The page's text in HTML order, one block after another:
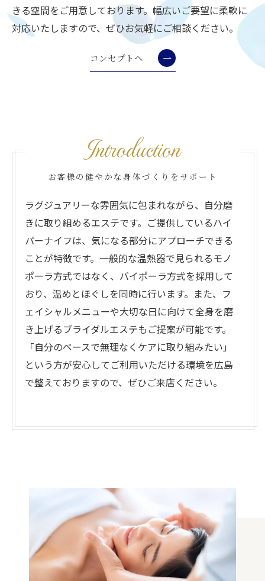
きる空間をご用意しております。幅広いご要望に柔軟に
対応いたしますので、ぜひお気軽にご相談ください。
コンセプトへ
お客様の健やかな身体づくりをサポート
Introduction
ラグジュアリーな雰囲気に包まれながら、自分磨
きに取り組めるエステです。ご提供しているハイ
パーナイフは、気になる部分にアプローチできる
ことが特徴です。一般的な温熱器で見られるモノ
ポーラ方式ではなく、バイポーラ方式を採用して
おり、温めとほぐしを同時に行います。また、フ
ェイシャルメニューや大切な日に向けて全身を磨
き上げるブライダルエステもご提案が可能です。
「自分のペースで無理なくケアに取り組みたい」
という方が安心してご利用いただける環境を広島
で整えておりますので、ぜひご来店ください。